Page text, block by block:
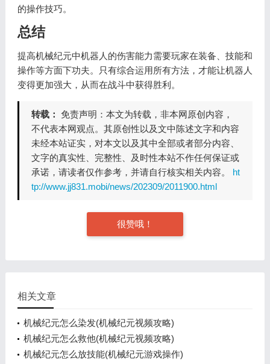
的操作技巧。
总结
提高机械纪元中机器人的伤害能力需要玩家在装备、技能和
操作等方面下功夫。只有综合运用所有方法，才能让机器人
变得更加强大，从而在战斗中获得胜利。
转载： 免责声明：本文为转载，非本网原创内容，
不代表本网观点。其原创性以及文中陈述文字和内容
未经本站证实，对本文以及其中全部或者部分内容、
文字的真实性、完整性、及时性本站不作任何保证或
承诺，请读者仅作参考，并请自行核实相关内容。 ht
tp://www.jj831.mobi/news/202309/2011900.html
很赞哦！
相关文章
机械纪元怎么染发(机械纪元视频攻略)
机械纪元怎么救他(机械纪元视频攻略)
机械纪元怎么放技能(机械纪元游戏操作)